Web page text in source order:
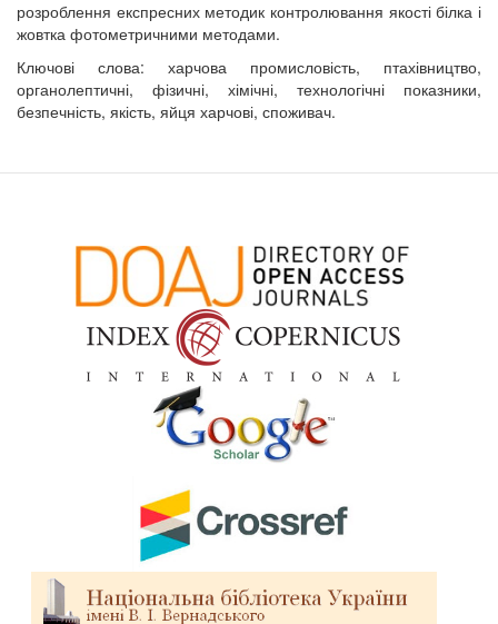
розроблення експресних методик контролювання якості білка і
жовтка фотометричними методами.
Ключові слова: харчова промисловість, птахівництво,
органолептичні, фізичні, хімічні, технологічні показники,
безпечність, якість, яйця харчові, споживач.